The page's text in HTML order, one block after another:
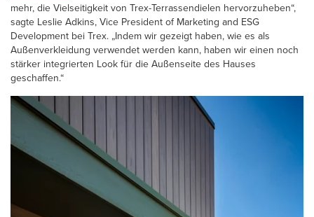
mehr, die Vielseitigkeit von Trex-Terrassendielen hervorzuheben“,
sagte Leslie Adkins, Vice President of Marketing and ESG
Development bei Trex. „Indem wir gezeigt haben, wie es als
Außenverkleidung verwendet werden kann, haben wir einen noch
stärker integrierten Look für die Außenseite des Hauses
geschaffen.“